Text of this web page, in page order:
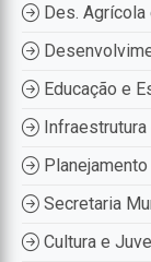
Des.
Educação e
Secretaria
Cultura e